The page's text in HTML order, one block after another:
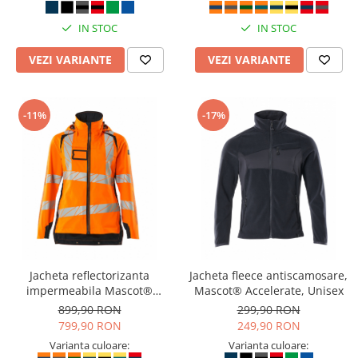
IN STOC
VEZI VARIANTE
IN STOC
VEZI VARIANTE
-11%
Jacheta reflectorizanta
impermeabila Mascot®
ACCELERATE Safe, Femei
899,90 RON
799,90 RON
Varianta culoare:
-17%
Jacheta fleece antiscamosare,
Mascot® Accelerate, Unisex
299,90 RON
249,90 RON
Varianta culoare: